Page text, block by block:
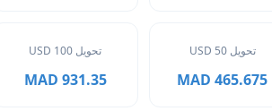
تحويل 50 USD
465.675 MAD
تحويل 100 USD
931.35 MAD